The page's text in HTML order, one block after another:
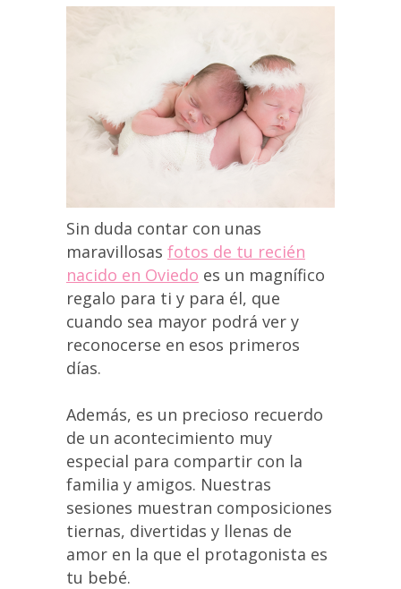
Sin duda contar con unas
maravillosas fotos de tu recién
nacido en Oviedo es un magnífico
regalo para ti y para él, que
cuando sea mayor podrá ver y
reconocerse en esos primeros
días.
Además, es un precioso recuerdo
de un acontecimiento muy
especial para compartir con la
familia y amigos. Nuestras
sesiones muestran composiciones
tiernas, divertidas y llenas de
amor en la que el protagonista es
tu bebé.